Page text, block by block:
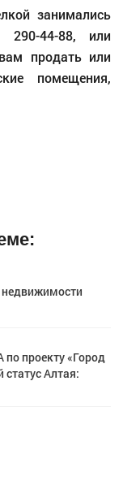
занимались
290-44-88, или
продать или
помещения,
недвижимости
проекту «Город
Алтая: